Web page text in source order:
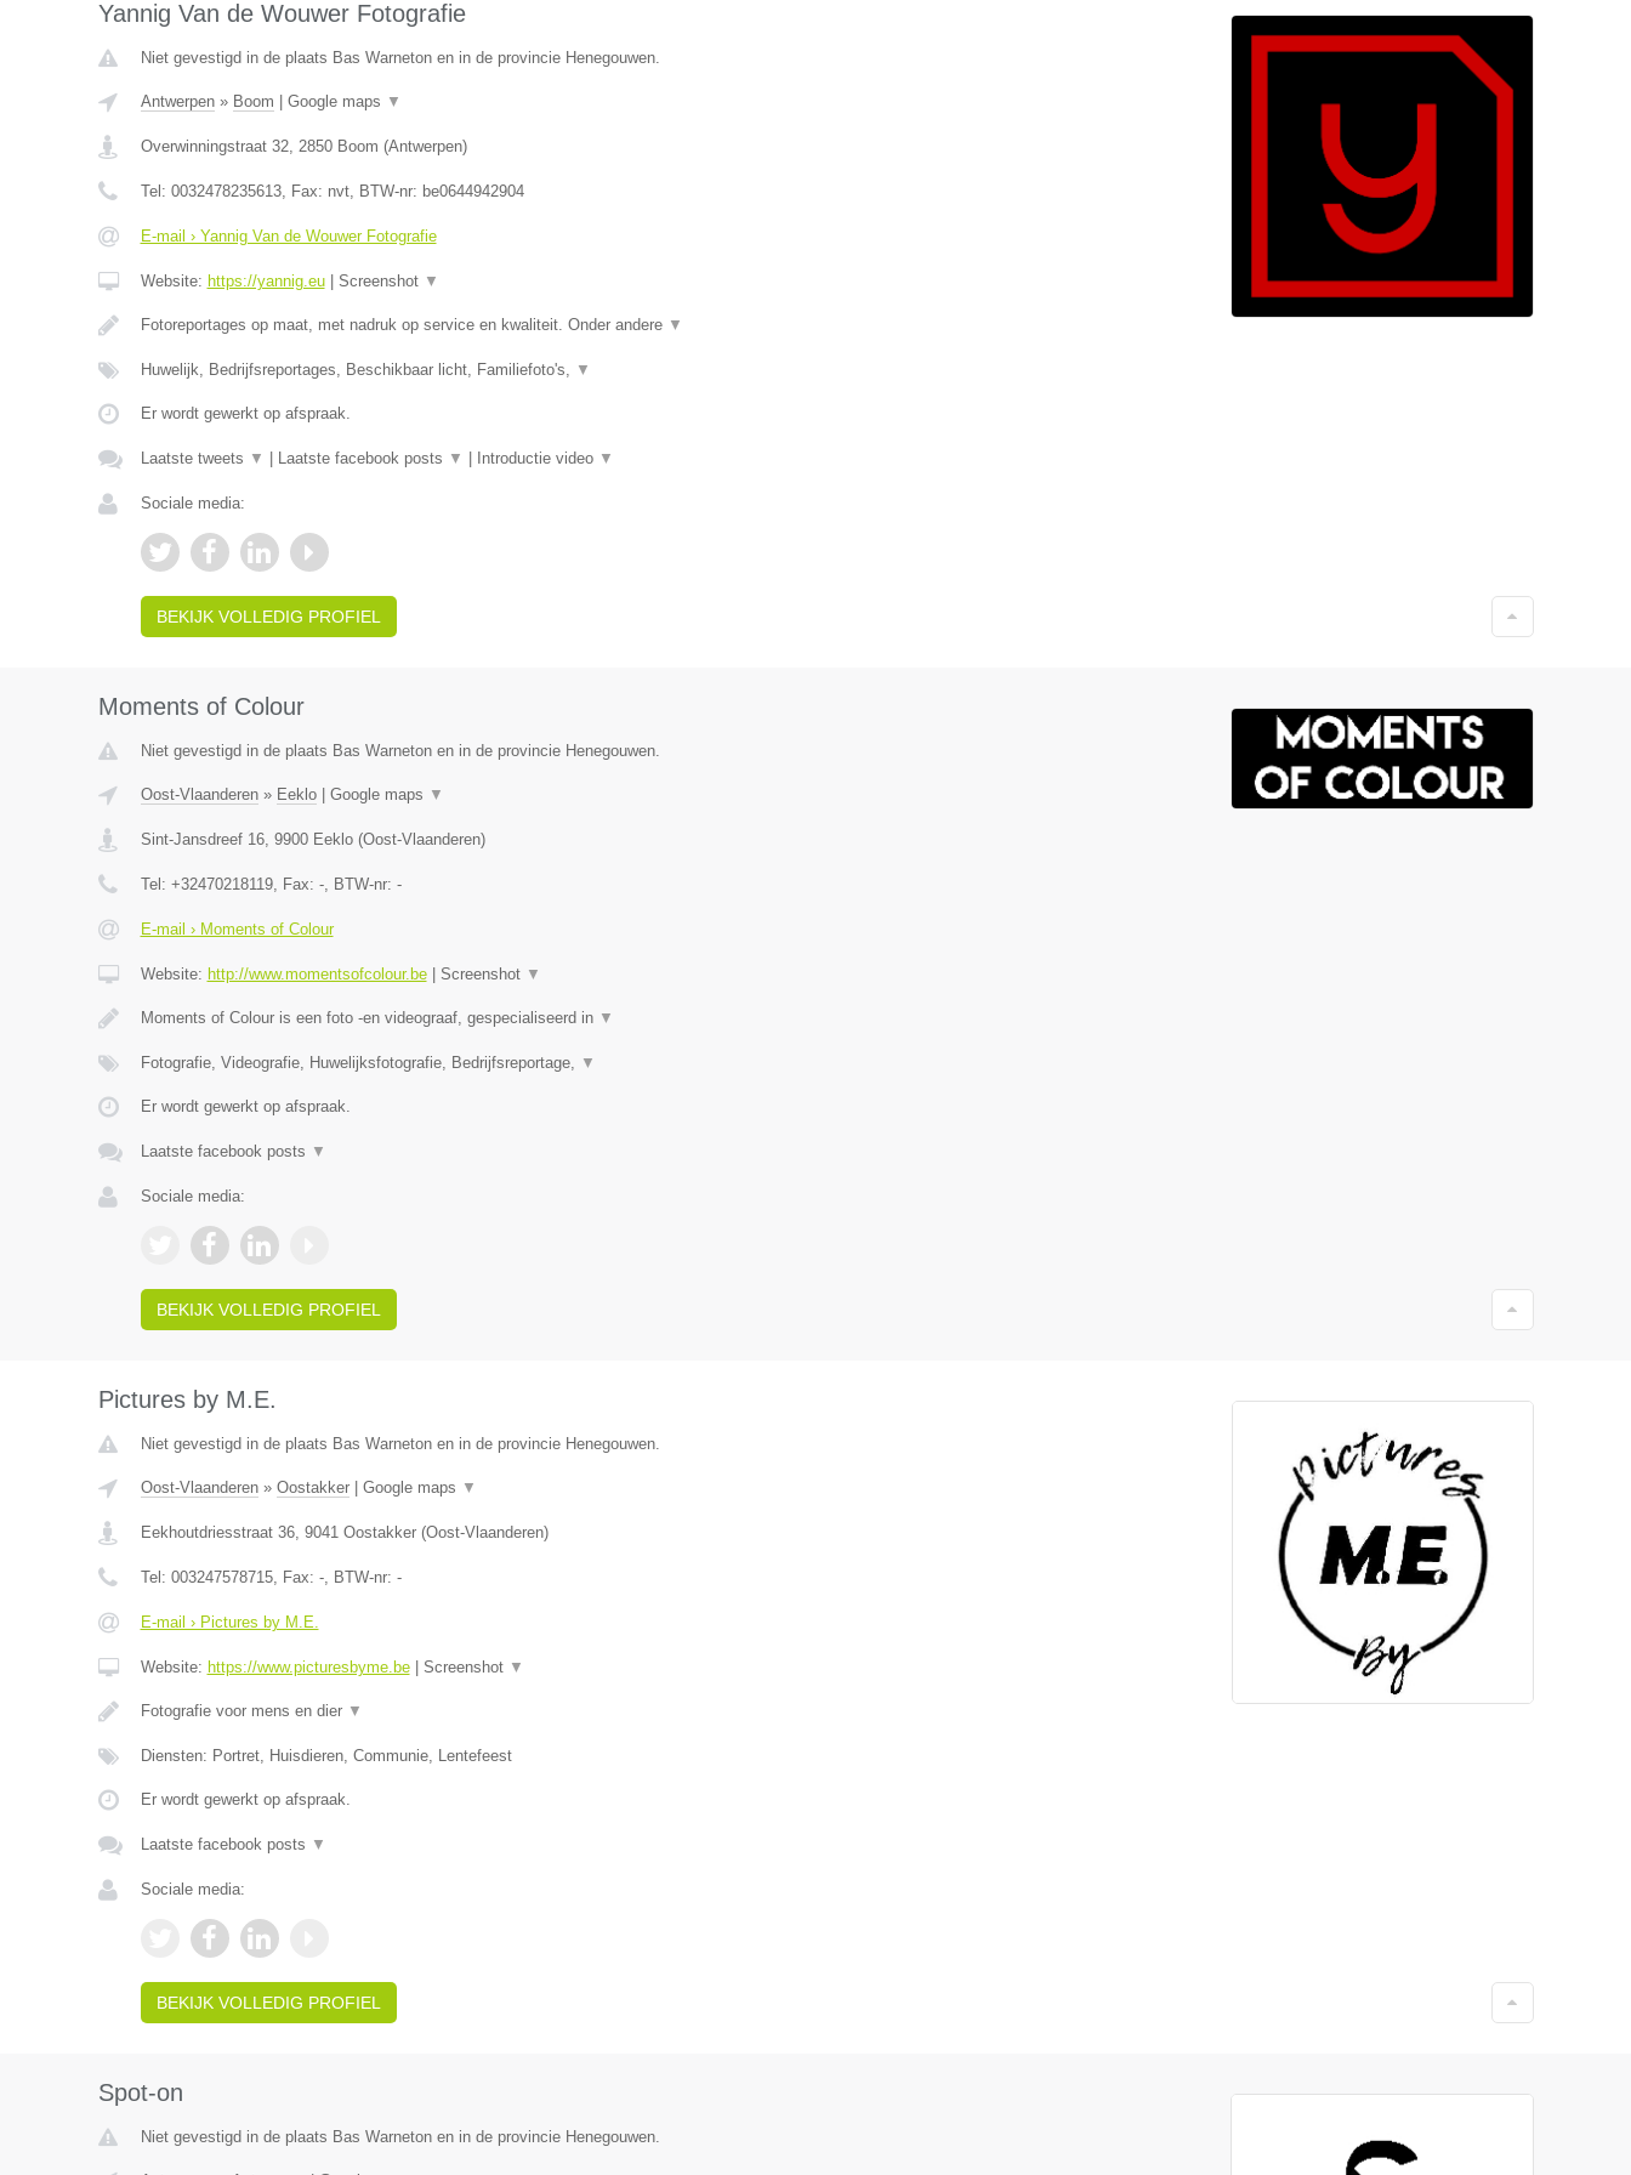
Yannig Van de Wouwer Fotografie
Niet gevestigd in de plaats Bas Warneton en in de provincie Henegouwen.
Antwerpen» Boom Google maps ▼
Overwinningstraat 32, 2850 Boom (Antwerpen)
Tel: 0032478235613, Fax: nvt, BTW-nr: be0644942904
E-mail › Yannig Van de Wouwer Fotografie
Website: https://yannig.eu| Screenshot ▼
Fotoreportages op maat, met nadruk op service en kwaliteit. Onder andere ▼
Huwelijk, Bedrijfsreportages, Beschikbaar licht, Familiefoto's, ▼
Er wordt gewerkt op afspraak.
Laatste tweets ▼ Laatste facebook posts ▼ Introductie video ▼
Sociale media:
BEKIJK VOLLEDIG PROFIEL
Moments of Colour
Niet gevestigd in de plaats Bas Warneton en in de provincie Henegouwen.
Oost-Vlaanderen» Eeklo| Google maps ▼
Sint-Jansdreef 16, 9900 Eeklo(Oost-Vlaanderen)
Tel: +32470218119, Fax: -, BTW-nr: -
E-mail › Moments of Colour
Website: http://www.momentsofcolour.be| Screenshot ▼
Moments of Colour is een foto -en videograaf, gespecialiseerd in ▼
Fotografie, Videografie, Huwelijksfotografie, Bedrijfsreportage, ▼
Er wordt gewerkt op afspraak.
Laatste facebook posts ▼
Sociale media:
BEKIJK VOLLEDIG PROFIEL
Pictures by M.E.
Niet gevestigd in de plaats Bas Warneton en in de provincie Henegouwen.
Oost-Vlaanderen» Oostakker| Google maps ▼
Eekhoutdriesstraat 36, 9041 Oostakker(Oost-Vlaanderen)
Tel: 003247578715, Fax: -, BTW-nr: -
E-mail › Pictures by M.E.
Website: https://www.picturesbyme.be| Screenshot ▼
Fotografie voor mens en dier ▼
Diensten: Portret, Huisdieren, Communie, Lentefeest
Er wordt gewerkt op afspraak.
Laatste facebook posts ▼
Sociale media:
BEKIJK VOLLEDIG PROFIEL
Spot-on
Niet gevestigd in de plaats Bas Warneton en in de provincie Henegouwen.